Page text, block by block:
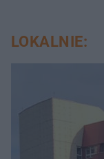
LOKALNIE: